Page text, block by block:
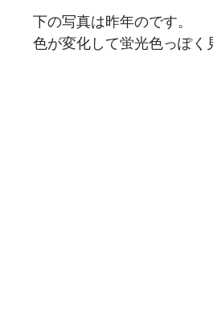
下の写真は昨年のです。
色が変化して蛍光色っぽく